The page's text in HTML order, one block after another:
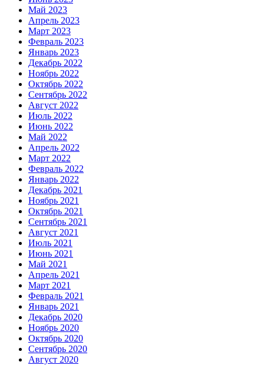
Май 2023
Апрель 2023
Март 2023
Февраль 2023
Январь 2023
Декабрь 2022
Ноябрь 2022
Октябрь 2022
Сентябрь 2022
Август 2022
Июль 2022
Июнь 2022
Май 2022
Апрель 2022
Март 2022
Февраль 2022
Январь 2022
Декабрь 2021
Ноябрь 2021
Октябрь 2021
Сентябрь 2021
Август 2021
Июль 2021
Июнь 2021
Май 2021
Апрель 2021
Март 2021
Февраль 2021
Январь 2021
Декабрь 2020
Ноябрь 2020
Октябрь 2020
Сентябрь 2020
Август 2020